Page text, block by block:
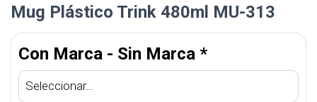
Mug Plástico Trink 480ml MU-313
Con Marca - Sin Marca *